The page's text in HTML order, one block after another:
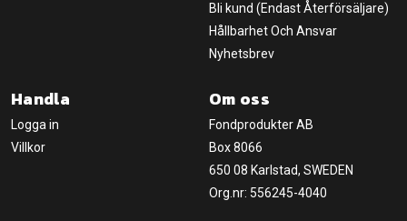
Bli kund (Endast Återförsäljare)
Hållbarhet Och Ansvar
Nyhetsbrev
Handla
Logga in
Villkor
Om oss
Fondprodukter AB
Box 8066
650 08 Karlstad, SWEDEN
Org.nr: 556245-4040